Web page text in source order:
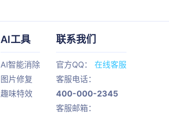
AI工具
AI智能消除
图片修复
趣味特效
联系我们
官方QQ： 在线客服
客服电话：
400-000-2345
客服邮箱：